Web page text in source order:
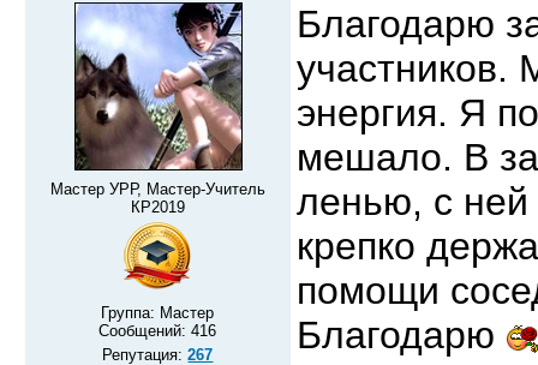
Мастер УРР, Мастер-Учитель
КР2019
Группа: Мастер
Сообщений:416
Репутация:267
Благодарю
участников.
энергия. Я
мешало. В
ленью, с ней
крепко
помощи
Благодарю